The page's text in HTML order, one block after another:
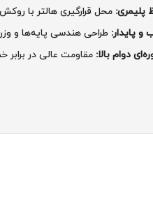
پلیمری: محل قرارگیری هالتر با
و پایدار: طراحی هندسی پایه‌ها و
دوام بالا: مقاومت عالی در